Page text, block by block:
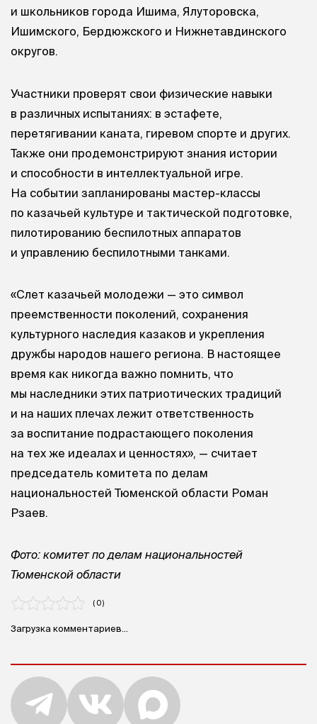
и школьников города Ишима, Ялуторовска,
Ишимского, Бердюжского и Нижнетавдинского
округов.
Участники проверят свои физические навыки
в различных испытаниях: в эстафете,
перетягивании каната, гиревом спорте и других.
Также они продемонстрируют знания истории
и способности в интеллектуальной игре.
На событии запланированы мастер-классы
по казачьей культуре и тактической подготовке,
пилотированию беспилотных аппаратов
и управлению беспилотными танками.
«Слет казачьей молодежи — это символ
преемственности поколений, сохранения
культурного наследия казаков и укрепления
дружбы народов нашего региона. В настоящее
время как никогда важно помнить, что
мы наследники этих патриотических традиций
и на наших плечах лежит ответственность
за воспитание подрастающего поколения
на тех же идеалах и ценностях», — считает
председатель комитета по делам
национальностей Тюменской области Роман
Рзаев.
Фото: комитет по делам национальностей
Тюменской области
( 0 )
Загрузка комментариев...